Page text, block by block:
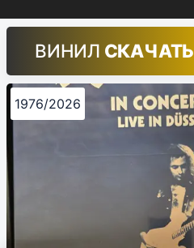
ВИНИЛ СКАЧАТЬ
1976/2026